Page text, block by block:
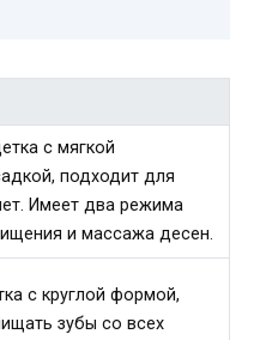
с мягкой
подходит для
Имеет два режима
и массажа десен.
с круглой формой,
зубы со всех